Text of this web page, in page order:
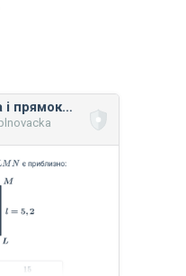
Площа квадрата і прямокутника